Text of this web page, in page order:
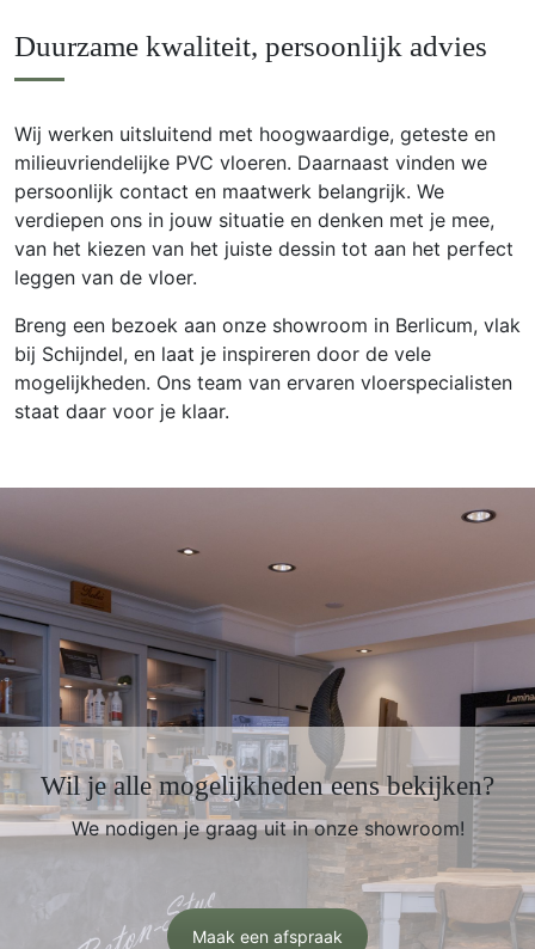
Duurzame kwaliteit, persoonlijk advies
Wij werken uitsluitend met hoogwaardige, geteste en
milieuvriendelijke PVC vloeren. Daarnaast vinden we
persoonlijk contact en maatwerk belangrijk. We
verdiepen ons in jouw situatie en denken met je mee,
van het kiezen van het juiste dessin tot aan het perfect
leggen van de vloer.
Breng een bezoek aan onze showroom in Berlicum, vlak
bij Schijndel, en laat je inspireren door de vele
mogelijkheden. Ons team van ervaren vloerspecialisten
staat daar voor je klaar.
Wil je alle mogelijkheden eens bekijken?
We nodigen je graag uit in onze showroom!
Maak een afspraak